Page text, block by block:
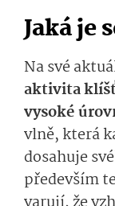
Jaká je
Na své
aktivita
vysoké
vlně, která
dosahuje
především